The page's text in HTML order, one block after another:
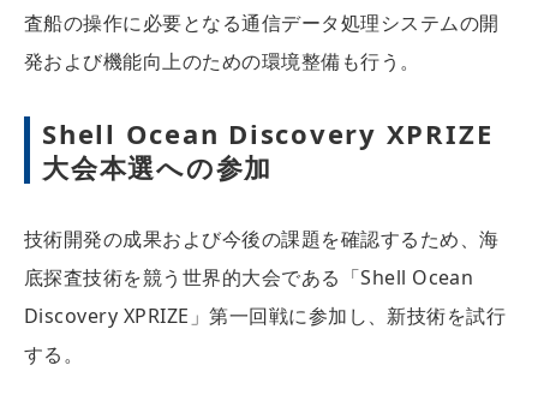
査船の操作に必要となる通信データ処理システムの開
発および機能向上のための環境整備も行う。
Shell Ocean Discovery XPRIZE
大会本選への参加
技術開発の成果および今後の課題を確認するため、海
底探査技術を競う世界的大会である「Shell Ocean
Discovery XPRIZE」第一回戦に参加し、新技術を試行
する。